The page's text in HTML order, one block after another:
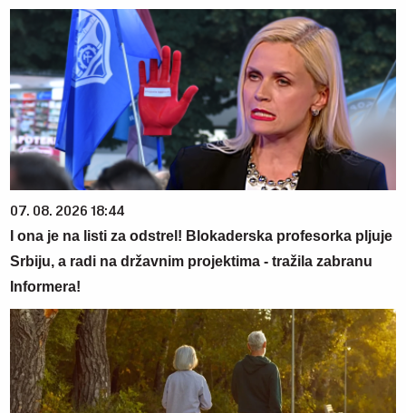
07. 08. 2026 18:44
I ona je na listi za odstrel! Blokaderska profesorka pljuje
Srbiju, a radi na državnim projektima - tražila zabranu
Informera!